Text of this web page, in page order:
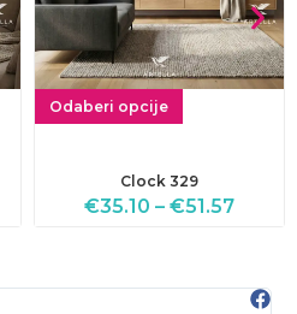
Odaberi opcije
Clock 329
€35.10 – €51.57